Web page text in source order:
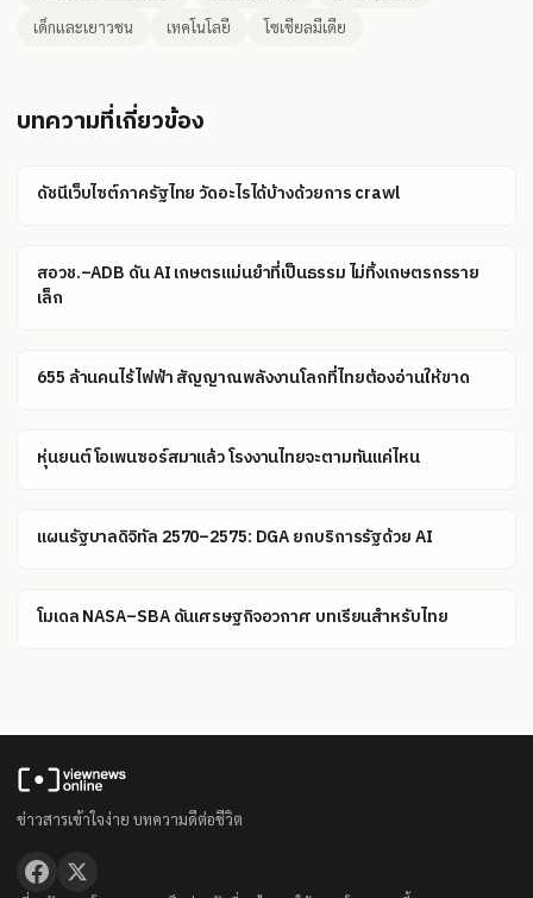
เด็กและเยาวชน
เทคโนโลยี โซเชียลมีเดีย
บทความที่เกี่ยวข้อง
ดัชนีเว็บไซต์ภาครัฐไทย วัดอะไรได้บ้างด้วยการ crawl
สอวช.–ADB ดัน AI เกษตรแม่นยำที่เป็นธรรม ไม่ทิ้งเกษตรกรราย
เล็ก
655 ล้านคนไร้ไฟฟ้า สัญญาณพลังงานโลกที่ไทยต้องอ่านให้ขาด
หุ่นยนต์โอเพนซอร์สมาแล้ว โรงงานไทยจะตามทันแค่ไหน
แผนรัฐบาลดิจิทัล 2570–2575: DGA ยกบริการรัฐด้วย AI
โมเดล NASA–SBA ดันเศรษฐกิจอวกาศ บทเรียนสำหรับไทย
ข่าวสารเข้าใจง่าย บทความดีต่อชีวิต